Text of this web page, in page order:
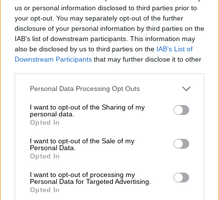
us or personal information disclosed to third parties prior to
your opt-out. You may separately opt-out of the further
disclosure of your personal information by third parties on the
IAB’s list of downstream participants. This information may
also be disclosed by us to third parties on the IAB’s List of
Downstream Participants that may further disclose it to other
Personal Data Processing Opt Outs
I want to opt-out of the Sharing of my
personal data.
Opted In
I want to opt-out of the Sale of my
Personal Data.
Opted In
I want to opt-out of processing my
Personal Data for Targeted Advertising.
Opted In
ζητούν οι έμποροι από την Κυβέρνηση
06.08.2026
Ευρώπη: Μπορεί η κλιματική αλλαγή να οδηγήσει σε
ενεργειακή κρίση;
Η γαλλική «ψήφος» στο «καλώδιο» και τα συμφέροντα, οι
ελληνικές τράπεζες «πρωταθλήτριες» στα δάνεια, νέο deal
Randy Schekman, Νομπελίστας Ιατρικής: «Σε πέντε χρόνια
μπορεί να έχουμε θεραπεία που αναστέλλει την εξέλιξη του
Πάρκινσον»